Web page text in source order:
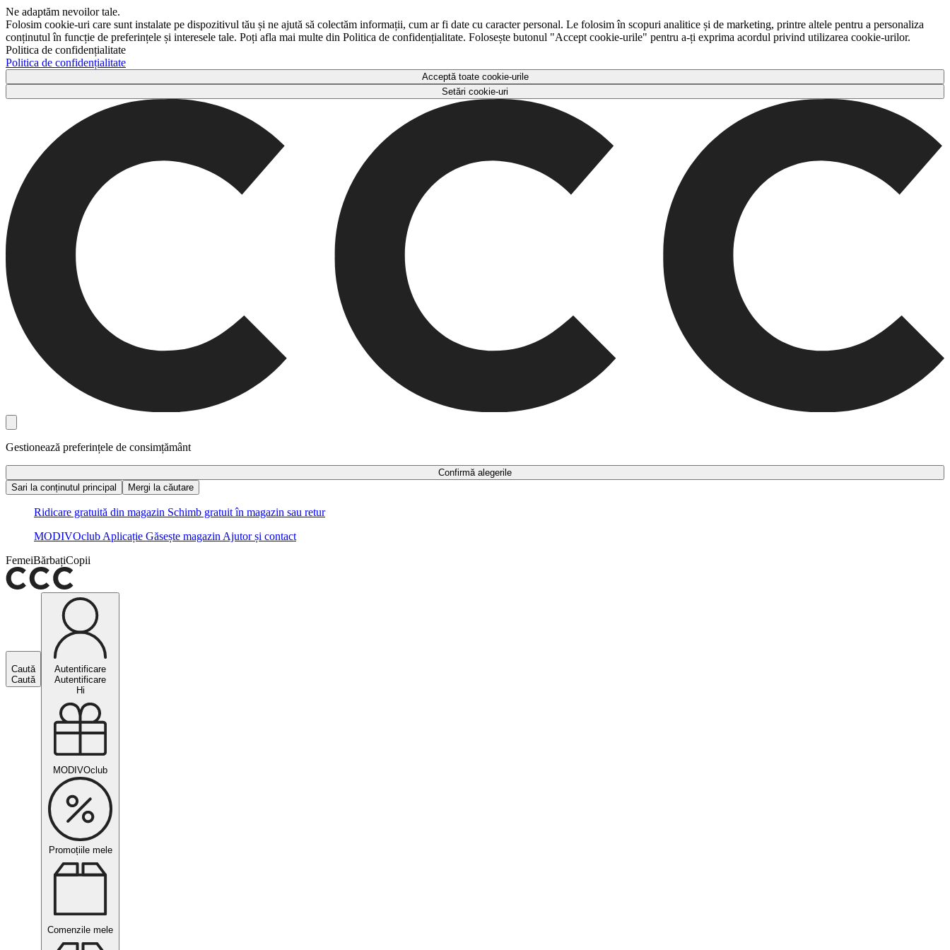
Ne adaptăm nevoilor tale.
Folosim cookie-uri care sunt instalate pe dispozitivul tău și ne ajută să colectăm informații, cum ar fi date cu caracter personal. Le folosim în scopuri analitice și de marketing, printre altele pentru a personaliza
conținutul în funcție de preferințele și interesele tale. Poți afla mai multe din Politica de confidențialitate. Folosește butonul "Accept cookie-urile" pentru a-ți exprima acordul privind utilizarea cookie-urilor.
Politica de confidențialitate
Politica de confidențialitate
Acceptă toate cookie-urile
Setări cookie-uri
Gestionează preferințele de consimțământ
Confirmă alegerile
Sari la conținutul principal
Mergi la căutare
Ridicare gratuită din magazin Schimb gratuit în magazin sau retur
MODIVOclub Aplicație Găsește magazin Ajutor și contact
FemeiBărbațiCopii
Caută
Caută
Autentificare
Autentificare
Hi
MODIVOclub
Promoțiile mele
Comenzile mele